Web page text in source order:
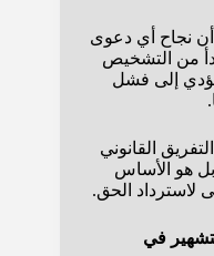
أن نجاح أي دعوى
من التشخيص
إلى فشل
القانوني
هو الأساس
لاسترداد الحق.
في